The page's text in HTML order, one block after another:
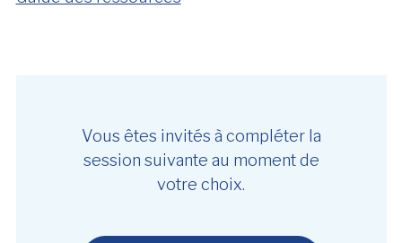
Vous êtes invités à compléter la
session suivante au moment de
votre choix.